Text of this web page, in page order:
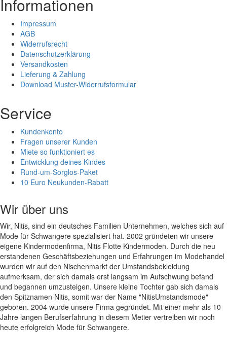
Informationen
Impressum
AGB
Widerrufsrecht
Datenschutzerklärung
Versandkosten
Lieferung & Zahlung
Download Muster-Widerrufsformular
Service
Kundenkonto
Fragen unserer Kunden
Miete so funktioniert es
Entwicklung deines Kindes
Rund-um-Sorglos-Paket
10 Euro Neukunden-Rabatt
Wir über uns
Wir, Nitis, sind ein deutsches Familien Unternehmen, welches sich auf
Mode für Schwangere spezialisiert hat. 2002 gründeten wir unsere
eigene Kindermodenfirma, Nitis Flotte Kindermoden. Durch die neu
erstandenen Geschäftsbeziehungen und Erfahrungen im Modehandel
wurden wir auf den Nischenmarkt der Umstandsbekleidung
aufmerksam, der sich damals erst langsam im Aufschwung befand
und begannen umzusteigen. Unsere kleine Tochter gab sich damals
den Spitznamen Nitis, somit war der Name "NitisUmstandsmode"
geboren. 2004 wurde unsere Firma gegründet. Mit einer mehr als 10
Jahre langen Berufserfahrung in diesem Metier vertreiben wir noch
heute erfolgreich Mode für Schwangere.